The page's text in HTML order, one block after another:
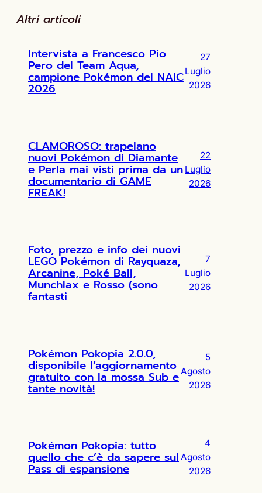
Altri articoli
Intervista a Francesco Pio
Pero del Team Aqua,
campione Pokémon del NAIC
2026
27
Luglio
2026
CLAMOROSO: trapelano
nuovi Pokémon di Diamante
e Perla mai visti prima da un
documentario di GAME
FREAK!
22
Luglio
2026
Foto, prezzo e info dei nuovi
LEGO Pokémon di Rayquaza,
Arcanine, Poké Ball,
Munchlax e Rosso (sono
fantasti
7
Luglio
2026
Pokémon Pokopia 2.0.0,
disponibile l’aggiornamento
gratuito con la mossa Sub e
tante novità!
5
Agosto
2026
Pokémon Pokopia: tutto
quello che c’è da sapere sul
Pass di espansione
4
Agosto
2026